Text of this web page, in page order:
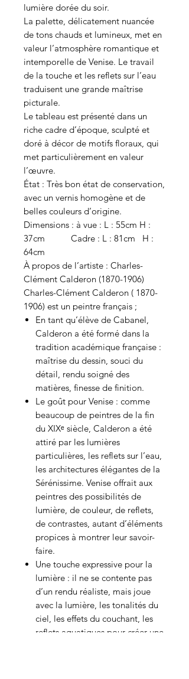
lumière dorée du soir.
La palette, délicatement nuancée
de tons chauds et lumineux, met en
valeur l’atmosphère romantique et
intemporelle de Venise. Le travail
de la touche et les reflets sur l’eau
traduisent une grande maîtrise
picturale.
Le tableau est présenté dans un
riche cadre d’époque, sculpté et
doré à décor de motifs floraux, qui
met particulièrement en valeur
l’œuvre.
État : Très bon état de conservation,
avec un vernis homogène et de
belles couleurs d’origine.
Dimensions : à vue : L : 55cm H :
37cm Cadre : L : 81cm H :
64cm
À propos de l’artiste : Charles-
Clément Calderon (1870-1906)
Charles-Clément Calderon ( 1870-
1906) est un peintre français ;
En tant qu’élève de Cabanel,
Calderon a été formé dans la
tradition académique française :
maîtrise du dessin, souci du
détail, rendu soigné des
matières, finesse de finition.
Le goût pour Venise : comme
beaucoup de peintres de la fin
du XIXᵉ siècle, Calderon a été
attiré par les lumières
particulières, les reflets sur l’eau,
les architectures élégantes de la
Sérénissime. Venise offrait aux
peintres des possibilités de
lumière, de couleur, de reflets,
de contrastes, autant d’éléments
propices à montrer leur savoir-
faire.
Une touche expressive pour la
lumière : il ne se contente pas
d’un rendu réaliste, mais joue
avec la lumière, les tonalités du
ciel, les effets du couchant, les
reflets aquatiques pour créer une